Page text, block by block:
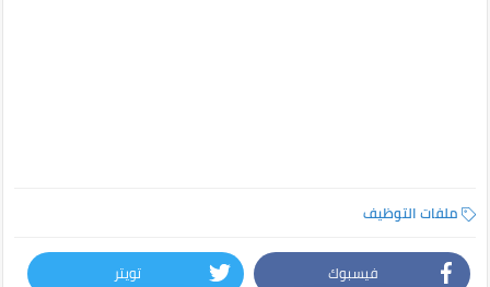
ملفات التوظيف
فيسبوك
تويتر